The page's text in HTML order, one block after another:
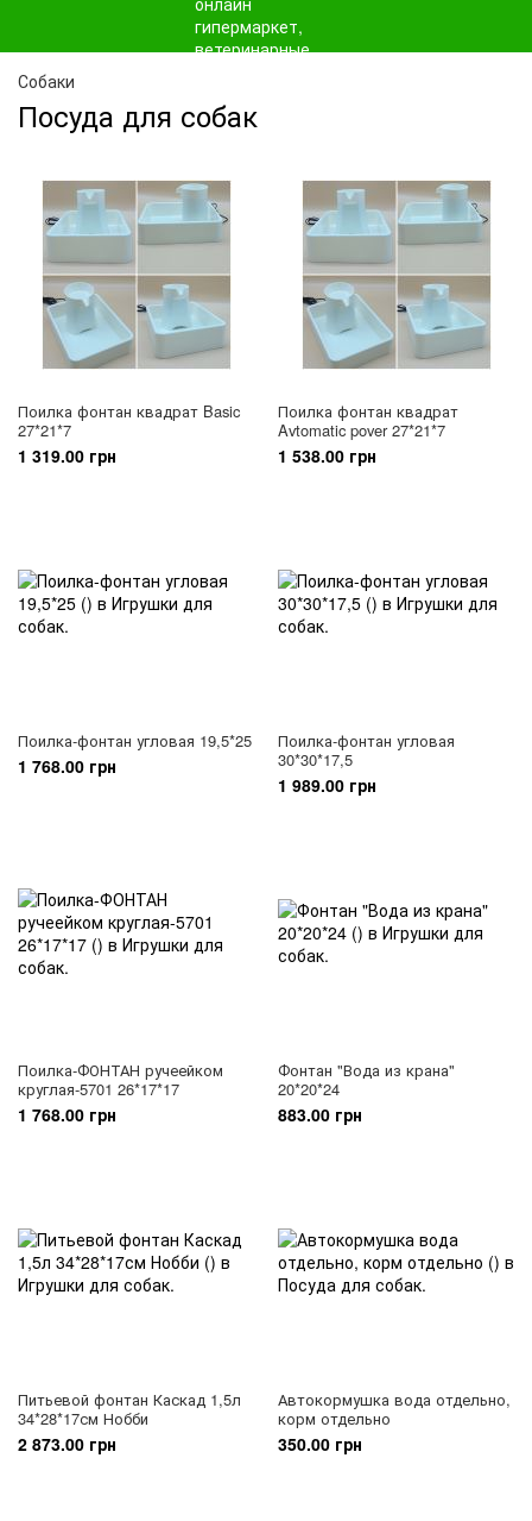
Собаки
Посуда для собак
Поилка фонтан квадрат Basic
27*21*7
1 319.00 грн
Поилка фонтан квадрат
Avtomatic pover 27*21*7
1 538.00 грн
Поилка-фонтан угловая 19,5*25
1 768.00 грн
Поилка-фонтан угловая
30*30*17,5
1 989.00 грн
Поилка-ФОНТАН ручеейком
круглая-5701 26*17*17
1 768.00 грн
Фонтан "Вода из крана"
20*20*24
883.00 грн
Питьевой фонтан Каскад 1,5л
34*28*17см Нобби
2 873.00 грн
Автокормушка вода отдельно,
корм отдельно
350.00 грн